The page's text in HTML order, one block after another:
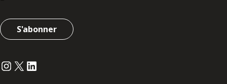
S'abonner
Instagram
Twitter
LinkedIn